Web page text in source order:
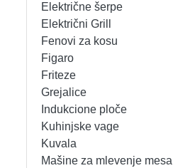
APARATI ZA VAKUUMIRANJE
BLENDERI
DEPILATORI I TRIMERI
ELEKTRIČNE CEDILJKE
ELEKTRIČNE ŠERPE
DŽEZVE
EKSPRES LONCI
EMAJLIRANE ŠERPE
ETAŽERI
GARNITURE ESCAJGA
Električne šerpe
Električni Grill
Fenovi za kosu
Figaro
Friteze
Grejalice
Indukcione ploče
Kuhinjske vage
Kuvala
Mašine za mlevenje mesa